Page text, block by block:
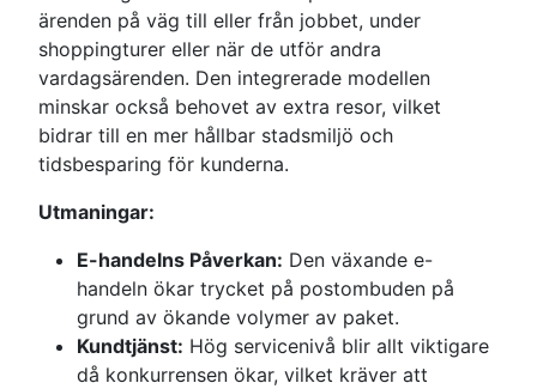
ärenden på väg till eller från jobbet, under
shoppingturer eller när de utför andra
vardagsärenden. Den integrerade modellen
minskar också behovet av extra resor, vilket
bidrar till en mer hållbar stadsmiljö och
tidsbesparing för kunderna.
Utmaningar:
E-handelns Påverkan: Den växande e-
handeln ökar trycket på postombuden på
grund av ökande volymer av paket.
Kundtjänst: Hög servicenivå blir allt viktigare
då konkurrensen ökar, vilket kräver att